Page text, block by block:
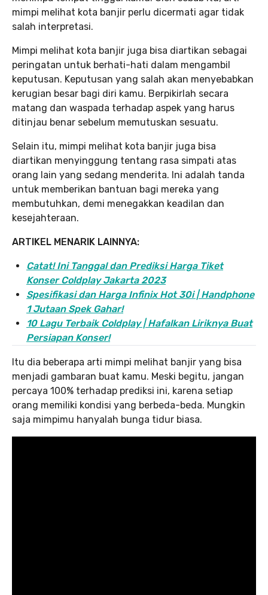
mimpi melihat kota banjir perlu dicermati agar tidak
salah interpretasi.
Mimpi melihat kota banjir juga bisa diartikan sebagai
peringatan untuk berhati-hati dalam mengambil
keputusan. Keputusan yang salah akan menyebabkan
kerugian besar bagi diri kamu. Berpikirlah secara
matang dan waspada terhadap aspek yang harus
ditinjau benar sebelum memutuskan sesuatu.
Selain itu, mimpi melihat kota banjir juga bisa
diartikan menyinggung tentang rasa simpati atas
orang lain yang sedang menderita. Ini adalah tanda
untuk memberikan bantuan bagi mereka yang
membutuhkan, demi menegakkan keadilan dan
kesejahteraan.
ARTIKEL MENARIK LAINNYA:
Catat! Ini Tanggal dan Prediksi Harga Tiket
Konser Coldplay Jakarta 2023
Spesifikasi dan Harga Infinix Hot 30i | Handphone
1 Jutaan Spek Gahar!
10 Lagu Terbaik Coldplay | Hafalkan Liriknya Buat
Persiapan Konser!
Itu dia beberapa arti mimpi melihat banjir yang bisa
menjadi gambaran buat kamu. Meski begitu, jangan
percaya 100% terhadap prediksi ini, karena setiap
orang memiliki kondisi yang berbeda-beda. Mungkin
saja mimpimu hanyalah bunga tidur biasa.